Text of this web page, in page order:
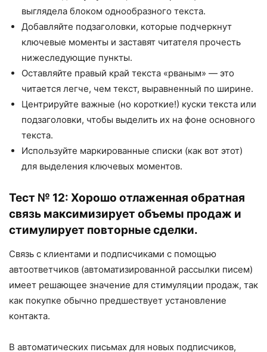
выглядела блоком однообразного текста.
Добавляйте подзаголовки, которые подчеркнут
ключевые моменты и заставят читателя прочесть
нижеследующие пункты.
Оставляйте правый край текста «рваным» — это
читается легче, чем текст, выравненный по ширине.
Центрируйте важные (но короткие!) куски текста или
подзаголовки, чтобы выделить их на фоне основного
текста.
Используйте маркированные списки (как вот этот)
для выделения ключевых моментов.
Тест № 12: Хорошо отлаженная обратная
связь максимизирует объемы продаж и
стимулирует повторные сделки.
Связь с клиентами и подписчиками с помощью
автоответчиков (автоматизированной рассылки писем)
имеет решающее значение для стимуляции продаж, так
как покупке обычно предшествует установление
контакта.
В автоматических письмах для новых подписчиков,